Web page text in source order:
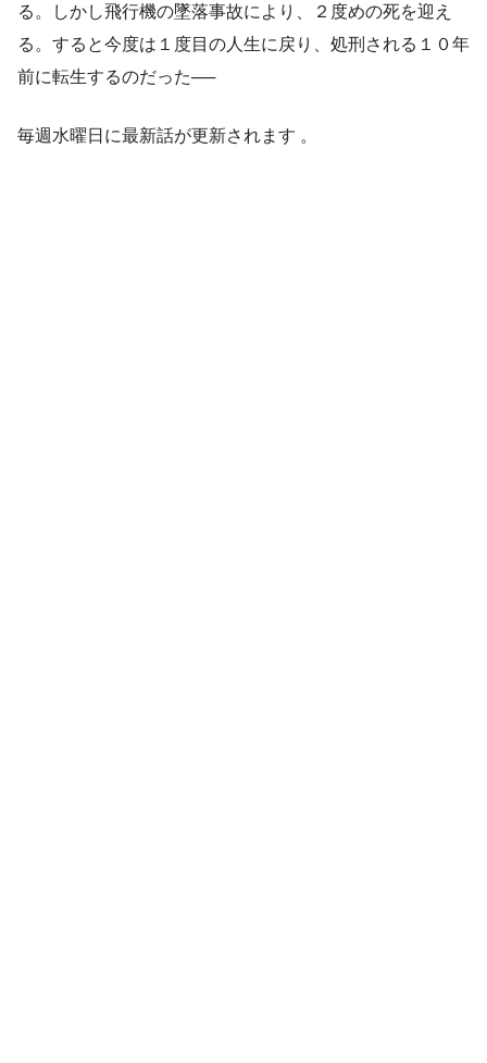
る。しかし飛行機の墜落事故により、２度めの死を迎え
る。すると今度は１度目の人生に戻り、処刑される１０年
前に転生するのだった──
毎週水曜日に最新話が更新されます 。